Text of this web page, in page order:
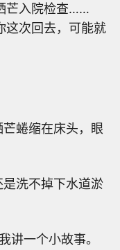
芒入院检查……
这次回去，可能就
蜷缩在床头，眼
是洗不掉下水道淤
讲一个小故事。